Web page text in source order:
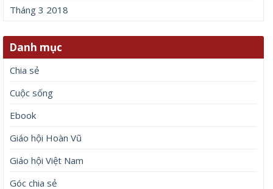
Tháng 3 2018
Danh mục
Chia sẻ
Cuộc sống
Ebook
Giáo hội Hoàn Vũ
Giáo hội Việt Nam
Góc chia sẻ